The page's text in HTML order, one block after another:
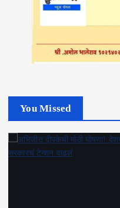
You Missed